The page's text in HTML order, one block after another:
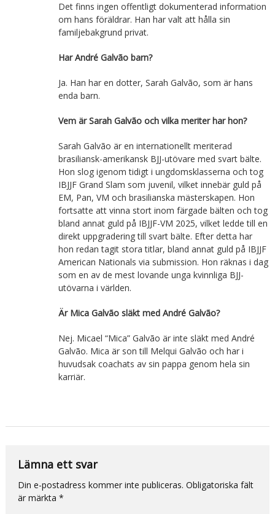
Det finns ingen offentligt dokumenterad information
om hans föräldrar. Han har valt att hålla sin
familjebakgrund privat.
Har André Galvão barn?
Ja. Han har en dotter, Sarah Galvão, som är hans
enda barn.
Vem är Sarah Galvão och vilka meriter har hon?
Sarah Galvão är en internationellt meriterad
brasiliansk-amerikansk BJJ-utövare med svart bälte.
Hon slog igenom tidigt i ungdomsklasserna och tog
IBJJF Grand Slam som juvenil, vilket innebär guld på
EM, Pan, VM och brasilianska mästerskapen. Hon
fortsatte att vinna stort inom färgade bälten och tog
bland annat guld på IBJJF-VM 2025, vilket ledde till en
direkt uppgradering till svart bälte. Efter detta har
hon redan tagit stora titlar, bland annat guld på IBJJF
American Nationals via submission. Hon räknas i dag
som en av de mest lovande unga kvinnliga BJJ-
utövarna i världen.
Är Mica Galvão släkt med André Galvão?
Nej. Micael “Mica” Galvão är inte släkt med André
Galvão. Mica är son till Melqui Galvão och har i
huvudsak coachats av sin pappa genom hela sin
karriär.
Lämna ett svar
Din e-postadress kommer inte publiceras. Obligatoriska fält
är märkta *